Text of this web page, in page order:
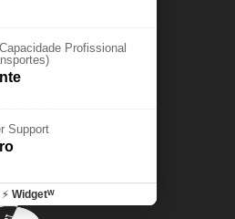
Profissional
Support
⚡ Widgetᵂ